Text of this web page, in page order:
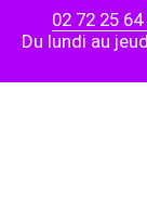
02 72 25 64
Du lundi au